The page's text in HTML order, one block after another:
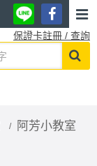
保證卡註冊 / 查詢
阿芳小教室